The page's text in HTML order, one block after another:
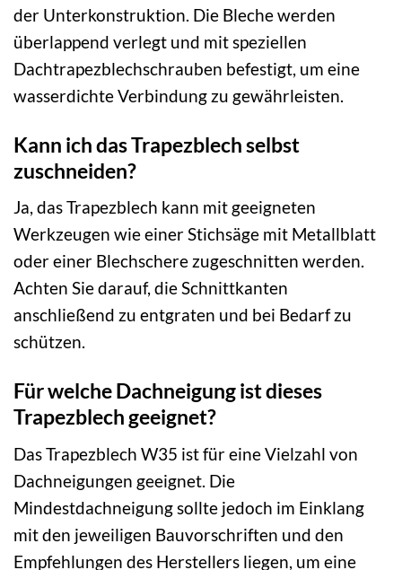
der Unterkonstruktion. Die Bleche werden
überlappend verlegt und mit speziellen
Dachtrapezblechschrauben befestigt, um eine
wasserdichte Verbindung zu gewährleisten.
Kann ich das Trapezblech selbst
zuschneiden?
Ja, das Trapezblech kann mit geeigneten
Werkzeugen wie einer Stichsäge mit Metallblatt
oder einer Blechschere zugeschnitten werden.
Achten Sie darauf, die Schnittkanten
anschließend zu entgraten und bei Bedarf zu
schützen.
Für welche Dachneigung ist dieses
Trapezblech geeignet?
Das Trapezblech W35 ist für eine Vielzahl von
Dachneigungen geeignet. Die
Mindestdachneigung sollte jedoch im Einklang
mit den jeweiligen Bauvorschriften und den
Empfehlungen des Herstellers liegen, um eine